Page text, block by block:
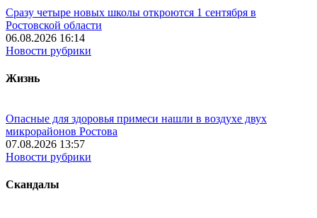
Сразу четыре новых школы откроются 1 сентября в
Ростовской области
06.08.2026 16:14
Новости рубрики
Жизнь
Опасные для здоровья примеси нашли в воздухе двух
микрорайонов Ростова
07.08.2026 13:57
Новости рубрики
Скандалы